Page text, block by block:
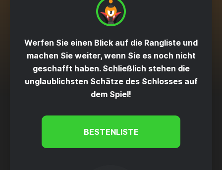
Werfen Sie einen Blick auf die Rangliste und
machen Sie weiter, wenn Sie es noch nicht
geschafft haben. Schließlich stehen die
unglaublichsten Schätze des Schlosses auf
dem Spiel!
BESTENLISTE